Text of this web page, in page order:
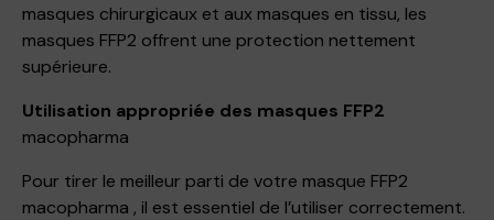
masques chirurgicaux et aux masques en tissu, les
masques FFP2 offrent une protection nettement
supérieure.
Utilisation appropriée des masques FFP2
macopharma
Pour tirer le meilleur parti de votre masque FFP2
macopharma , il est essentiel de l’utiliser correctement.